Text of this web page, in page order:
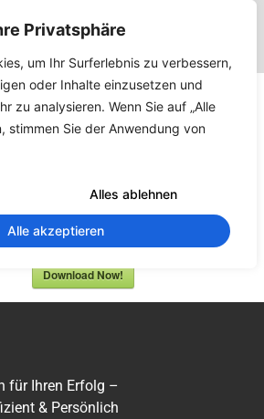
Privatsphäre
um Ihr Surferlebnis zu verbessern,
oder Inhalte einzusetzen und
zu analysieren. Wenn Sie auf „Alle
stimmen Sie der Anwendung von
Alles ablehnen
Alle akzeptieren
Beispielgrundriss
(ecoline)
Downloads
DWG
Download Now!
für Ihren Erfolg –
& Persönlich